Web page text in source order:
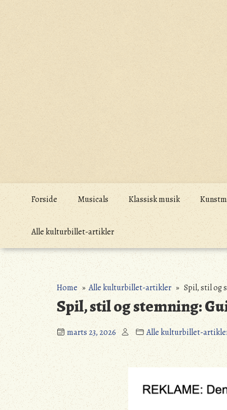
content
Forside Musicals Klassisk musik
Alle kulturbillet-artikler
Home»Alle kulturbillet-artikler» Spil, stil og
Spil, stil og stemning:
marts 23, 2026 Alle kulturbillet-